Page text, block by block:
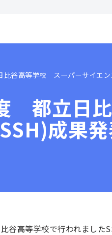
谷高等学校 スーパーサイエン
都立日
成果
谷高等学校で行われました